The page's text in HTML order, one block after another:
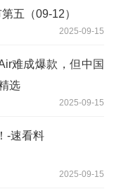
五（09-12）
2025-09-15
难成爆款，但中国
选
2025-09-15
-速看料
2025-09-15